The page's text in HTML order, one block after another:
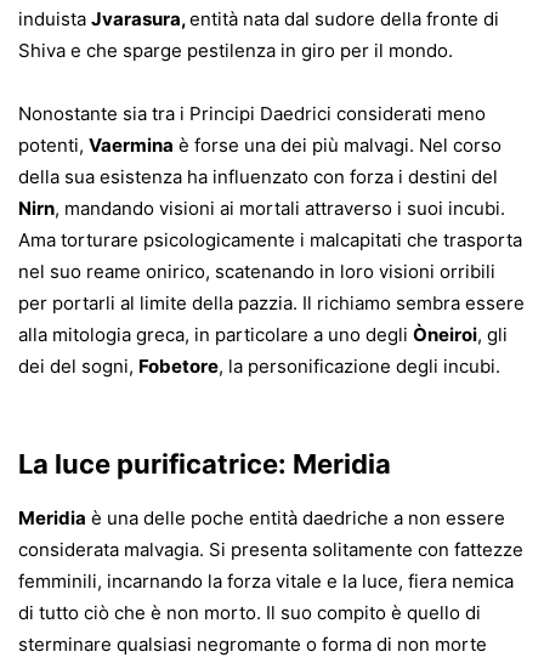
induista Jvarasura,entità nata dal sudore della fronte di
Shiva e che sparge pestilenza in giro per il mondo.
Nonostante sia tra i Principi Daedrici considerati meno
potenti, Vaermina è forse una dei più malvagi. Nel corso
della sua esistenza ha influenzato con forza i destini del
Nirn, mandando visioni ai mortali attraverso i suoi incubi.
Ama torturare psicologicamente i malcapitati che trasporta
nel suo reame onirico, scatenando in loro visioni orribili
per portarli al limite della pazzia. Il richiamo sembra essere
alla mitologia greca, in particolare a uno degli Òneiroi, gli
dei del sogni, Fobetore, la personificazione degli incubi.
La luce purificatrice: Meridia
Meridia è una delle poche entità daedriche a non essere
considerata malvagia. Si presenta solitamente con fattezze
femminili, incarnando la forza vitale e la luce, fiera nemica
di tutto ciò che è non morto. Il suo compito è quello di
sterminare qualsiasi negromante o forma di non morte